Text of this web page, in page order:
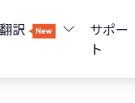
訳
サポー
ト